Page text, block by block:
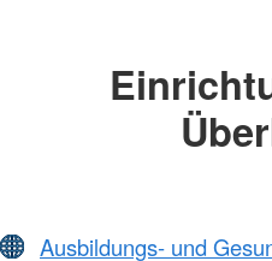
Ausbildungs- und